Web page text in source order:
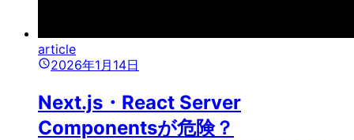
article
2026年1月14日
Next.js・React Server
Componentsが危険？